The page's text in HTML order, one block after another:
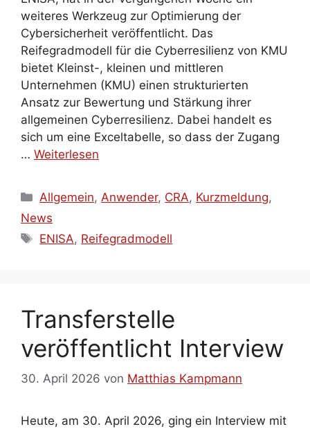
weiteres Werkzeug zur Optimierung der
Cybersicherheit veröffentlicht. Das
Reifegradmodell für die Cyberresilienz von KMU
bietet Kleinst-, kleinen und mittleren
Unternehmen (KMU) einen strukturierten
Ansatz zur Bewertung und Stärkung ihrer
allgemeinen Cyberresilienz. Dabei handelt es
sich um eine Exceltabelle, so dass der Zugang
… Weiterlesen
Kategorien
Allgemein, Anwender, CRA, Kurzmeldung,
News
Schlagwörter
ENISA, Reifegradmodell
Transferstelle
veröffentlicht Interview
30. April 2026 von Matthias Kampmann
Heute, am 30. April 2026, ging ein Interview mit